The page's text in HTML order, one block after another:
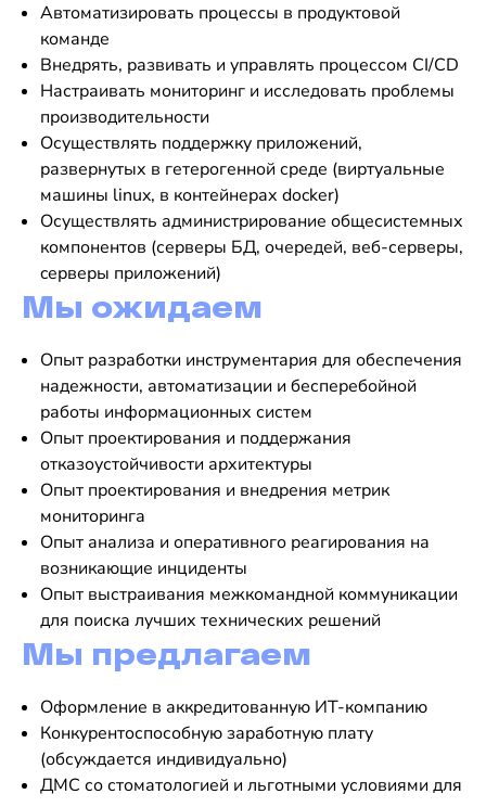
Автоматизировать процессы в продуктовой
команде
Внедрять, развивать и управлять процессом CI/CD
Настраивать мониторинг и исследовать проблемы
производительности
Осуществлять поддержку приложений,
развернутых в гетерогенной среде (виртуальные
машины linux, в контейнерах docker)
Осуществлять администрирование общесистемных
компонентов (серверы БД, очередей, веб-серверы,
cерверы приложений)
Мы ожидаем
Опыт разработки инструментария для обеспечения
надежности, автоматизации и бесперебойной
работы информационных систем
Опыт проектирования и поддержания
отказоустойчивости архитектуры
Опыт проектирования и внедрения метрик
мониторинга
Опыт анализа и оперативного реагирования на
возникающие инциденты
Опыт выстраивания межкомандной коммуникации
для поиска лучших технических решений
Мы предлагаем
Оформление в аккредитованную ИТ-компанию
Конкурентоспособную заработную плату
(обсуждается индивидуально)
ДМС со стоматологией и льготными условиями для